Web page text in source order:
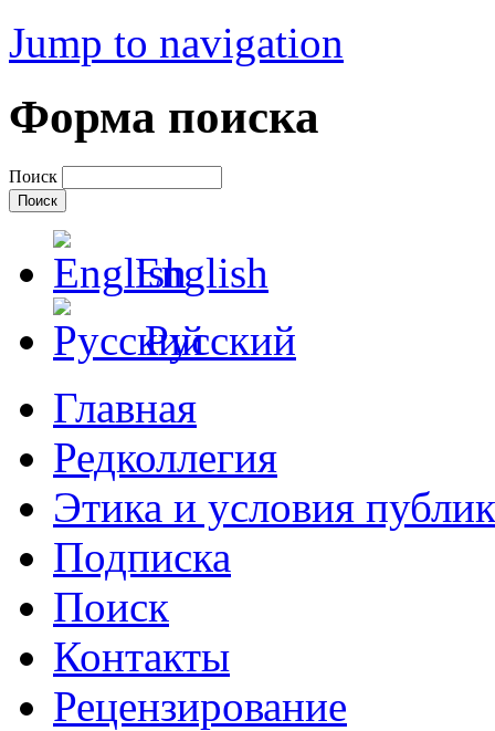
Jump to navigation
Форма поиска
Поиск
English
Русский
Главная
Редколлегия
Этика и условия
Подписка
Поиск
Контакты
Рецензирование